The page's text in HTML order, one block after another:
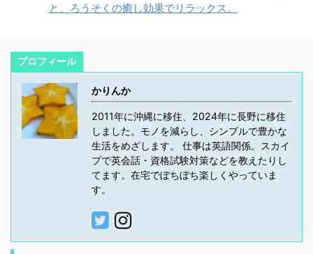
と、ろうそくの癒し効果でリラックス。
プロフィール
かりんか
2011年に沖縄に移住、2024年に長野に移住
しました。モノを減らし、シンプルで豊かな
生活をめざします。 仕事は英語関係。スカイ
プで英会話・資格試験対策などを教えたりし
てます。在宅でぼちぼち楽しくやっていま
す。